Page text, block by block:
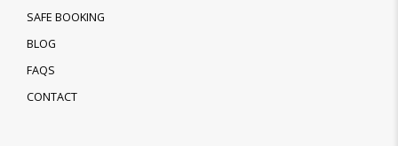
SAFE BOOKING
BLOG
FAQS
CONTACT